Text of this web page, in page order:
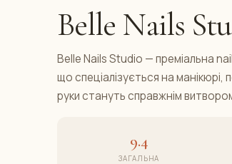
Belle Nails
Belle Nails Studio — преміальна
що спеціалізується на манікюрі,
руки стануть справжнім
9.4
ЗАГАЛЬНА